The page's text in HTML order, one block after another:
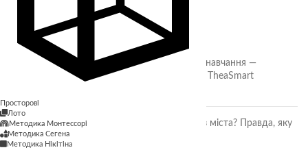
ОСТАННІ СТАТТІ
🎲 Онлайн-кубики для гри та навчання —
безкоштовний інструмент від TheaSmart
Чи безпечні ягоди та фрукти з міста? Правда, яку
Просторові
Лото
Методика Монтессорі
Методика Сегена
Методика Нікітіна